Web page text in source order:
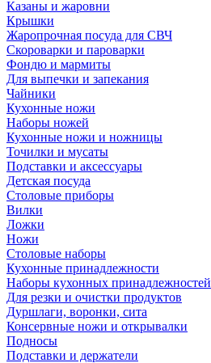
Казаны и жаровни
Крышки
Жаропрочная посуда для СВЧ
Скороварки и пароварки
Фондю и мармиты
Для выпечки и запекания
Чайники
Кухонные ножи
Наборы ножей
Кухонные ножи и ножницы
Точилки и мусаты
Подставки и аксессуары
Детская посуда
Столовые приборы
Вилки
Ложки
Ножи
Столовые наборы
Кухонные принадлежности
Наборы кухонных принадлежностей
Для резки и очистки продуктов
Дуршлаги, воронки, сита
Консервные ножи и открывалки
Подносы
Подставки и держатели